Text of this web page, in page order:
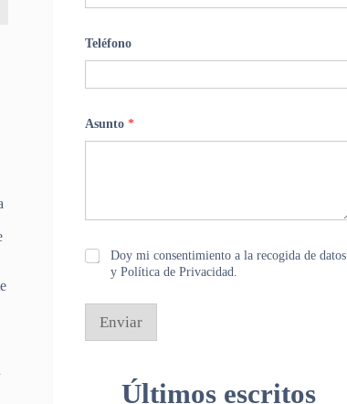
Teléfono
Asunto *
Doy mi consentimiento a la recogida de datos
y Política de Privacidad.
Enviar
Últimos escritos